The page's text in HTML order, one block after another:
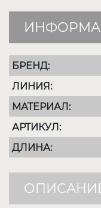
БРЕНД:
ЛИНИЯ:
МАТЕРИАЛ:
АРТИКУЛ:
ДЛИНА: